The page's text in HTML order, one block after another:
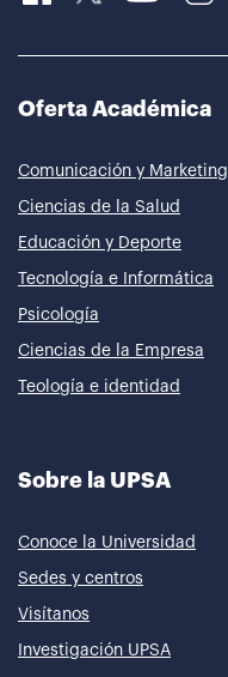
Oferta Académica
Comunicación y Marketing
Ciencias de la Salud
Educación y Deporte
Tecnología e Informática
Psicología
Ciencias de la Empresa
Teología e identidad
Sobre la UPSA
Conoce la Universidad
Sedes y centros
Visítanos
Investigación UPSA